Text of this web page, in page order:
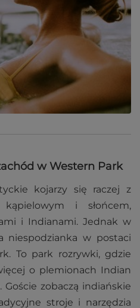
w Western Park
kojarzy się raczej z
i słońcem,
i Indianami. Jednak w
niespodzianka w postaci
To park rozrywki, gdzie
o plemionach Indian
Goście zobaczą indiańskie
stroje i narzędzia